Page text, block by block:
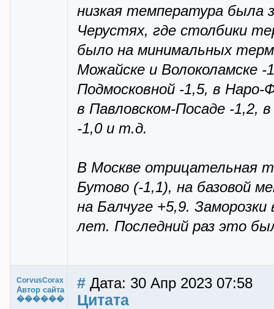
низкая температура была
Черустях, где столбики
было на минимальных
Можайске и Волоколамске
Подмосковной -1,5, в Наро-
в Павловском-Посаде -1,2,
-1,0 и т.д.
В Москве отрицательная
Бутово (-1,1), на базовой
на Балчуге +5,9.
лет. Последний раз это
CorvusCorax
Автор сайта
������
# Дата: 30 Апр 2023 07:58
Цитата